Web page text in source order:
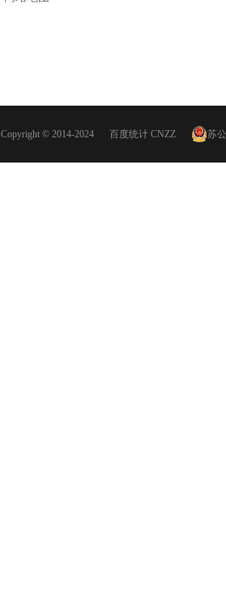
Copyright © 2014-2024 百度统计 CNZZ 苏